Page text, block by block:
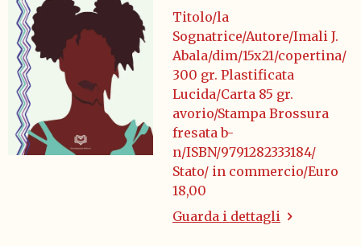
Titolo/la
Sognatrice/Autore/Imali J.
Abala/dim/15x21/copertina/
300 gr. Plastificata
Lucida/Carta 85 gr.
avorio/Stampa Brossura
fresata b-
n/ISBN/9791282333184/
Stato/ in commercio/Euro
18,00
Guarda i dettagli